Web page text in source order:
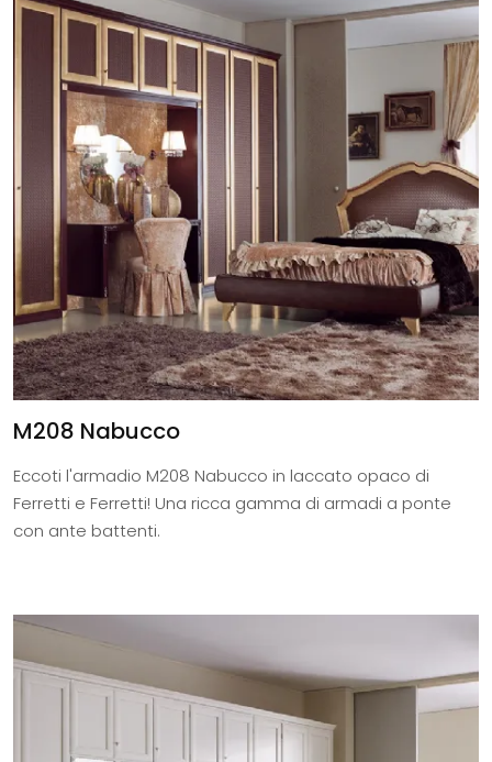
M208 Nabucco
Eccoti l'armadio M208 Nabucco in laccato opaco di
Ferretti e Ferretti! Una ricca gamma di armadi a ponte
con ante battenti.